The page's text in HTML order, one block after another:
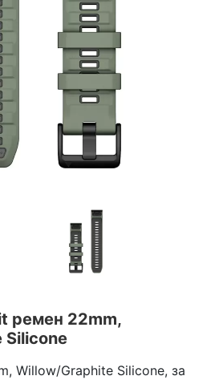
ремен 22mm,
Silicone
Willow/Graphite Silicone, за